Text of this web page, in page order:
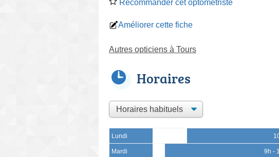
Recommander cet optométriste
Améliorer cette fiche
Autres opticiens à Tours
Horaires
Lundi
Mardi 9h -